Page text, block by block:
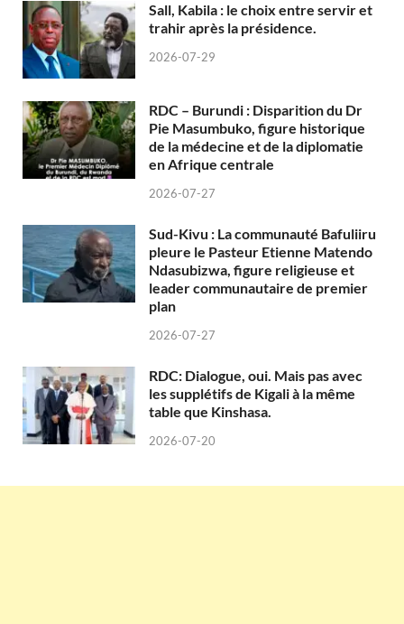
Sall, Kabila : le choix entre servir et
trahir après la présidence.
2026-07-29
RDC – Burundi : Disparition du Dr
Pie Masumbuko, figure historique
de la médecine et de la diplomatie
en Afrique centrale
2026-07-27
Sud-Kivu : La communauté Bafuliiru
pleure le Pasteur Etienne Matendo
Ndasubizwa, figure religieuse et
leader communautaire de premier
plan
2026-07-27
RDC: Dialogue, oui. Mais pas avec
les supplétifs de Kigali à la même
table que Kinshasa.
2026-07-20